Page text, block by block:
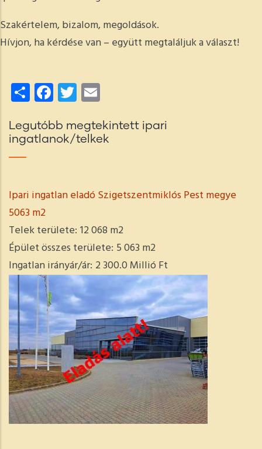
Szakértelem, bizalom, megoldások.
Hívjon, ha kérdése van – együtt megtaláljuk a választ!
ShareFacebook
Twitter
Legutóbb megtekintett ipari
ingatlanok/telkek
Ipari ingatlan eladó Szigetszentmiklós Pest megye
5063 m2
Telek területe: 12 068 m2
Épület összes területe: 5 063 m2
Ingatlan irányár/ár: 2 300.0 Millió Ft